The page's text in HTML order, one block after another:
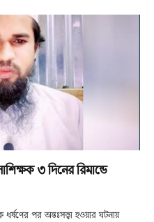
৩ দিনের রিমান্ডে
পর অন্তঃসত্ত্বা হওয়ার ঘটনায়